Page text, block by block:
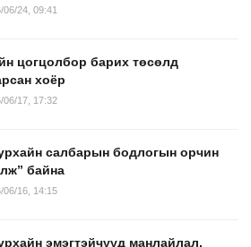
06/24, 09:41
цогцолбор барих төсөлд
хоёр
06/17, 17:32
салбарын бодлогын орчин
байна
06/16, 14:15
эмэгтэйчүүд манлайлал,